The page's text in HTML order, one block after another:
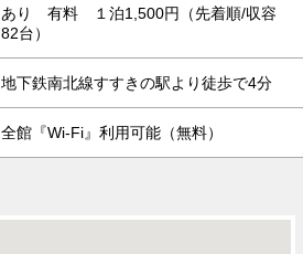
あり 有料 １泊1,500円（先着順/収容
82台）
地下鉄南北線すすきの駅より徒歩で4分
全館『Wi-Fi』利用可能（無料）